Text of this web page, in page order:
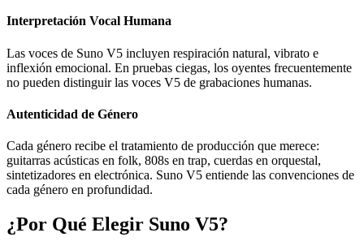
Interpretación Vocal Humana
Las voces de Suno V5 incluyen respiración natural, vibrato e
inflexión emocional. En pruebas ciegas, los oyentes frecuentemente
no pueden distinguir las voces V5 de grabaciones humanas.
Autenticidad de Género
Cada género recibe el tratamiento de producción que merece:
guitarras acústicas en folk, 808s en trap, cuerdas en orquestal,
sintetizadores en electrónica. Suno V5 entiende las convenciones de
cada género en profundidad.
¿Por Qué Elegir Suno V5?